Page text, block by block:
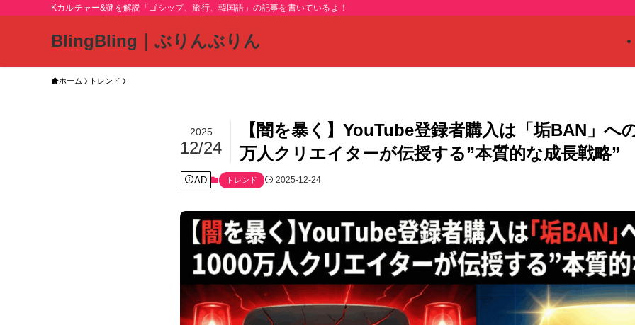
Kカルチャー&謎を解説「ゴシップ、旅行、韓国語」の記事を書いているよ！
BlingBling｜ぶりんぶりん
ホーム トレンド
【闇を暴く】YouTube登録者購入は「垢BAN」へ
万人クリエイターが伝授する”本質的な成長戦略”
2025
12/24
AD トレンド 2025-12-24